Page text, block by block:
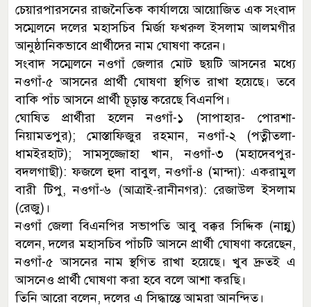
চেয়ারপারসনের রাজনৈতিক কার্যালয়ে আয়োজিত এক সংবাদ
সম্মেলনে দলের মহাসচিব মির্জা ফখরুল ইসলাম আলমগীর
আনুষ্ঠানিকভাবে প্রার্থীদের নাম ঘোষণা করেন।
সংবাদ সম্মেলনে নওগাঁ জেলার মোট ছয়টি আসনের মধ্যে
নওগাঁ-৫ আসনের প্রার্থী ঘোষণা স্থগিত রাখা হয়েছে। তবে
বাকি পাঁচ আসনে প্রার্থী চূড়ান্ত করেছে বিএনপি।
ঘোষিত প্রার্থীরা হলেন নওগাঁ-১ (সাপাহার- পোরশা-
নিয়ামতপুর); মোস্তাফিজুর রহমান, নওগাঁ-২ (পত্নীতলা-
ধামইরহাট); সামসুজ্জোহা খান, নওগাঁ-৩ (মহাদেবপুর-
বদলগাছী): ফজলে হুদা বাবুল, নওগাঁ-৪ (মান্দা): একরামুল
বারী টিপু, নওগাঁ-৬ (আত্রাই-রানীনগর): রেজাউল ইসলাম
(রেজু)।
নওগাঁ জেলা বিএনপির সভাপতি আবু বক্কর সিদ্দিক (নান্নু)
বলেন, দলের মহাসচিব পাঁচটি আসনে প্রার্থী ঘোষণা করেছেন,
নওগাঁ-৫ আসনের নাম স্থগিত রাখা হয়েছে। খুব দ্রুতই এ
আসনেও প্রার্থী ঘোষণা করা হবে বলে আশা করছি।
তিনি আরো বলেন, দলের এ সিদ্ধান্তে আমরা আনন্দিত।